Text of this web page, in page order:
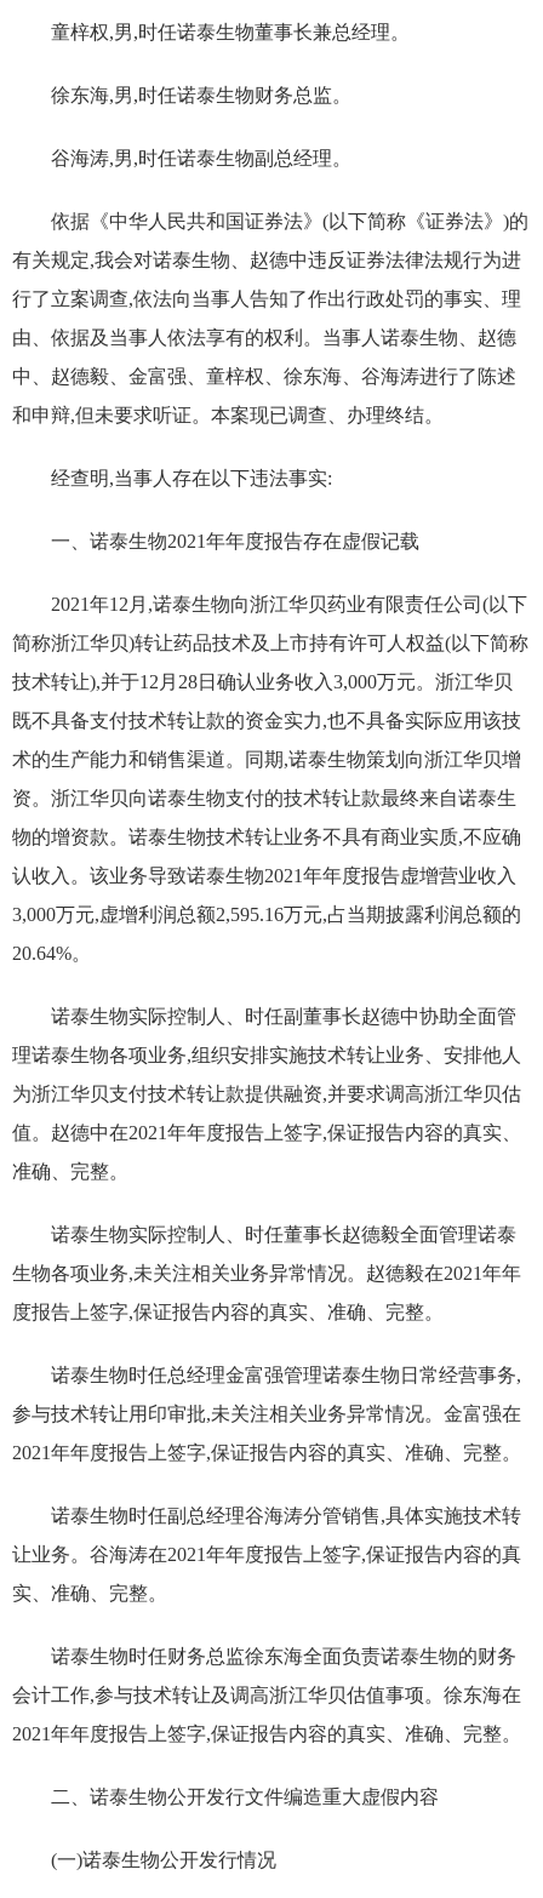
童梓权,男,时任诺泰生物董事长兼总经理。
徐东海,男,时任诺泰生物财务总监。
谷海涛,男,时任诺泰生物副总经理。
依据《中华人民共和国证券法》(以下简称《证券法》 )的
有关规定,我会对诺泰生物、赵德中违反证券法律法规行为进
行了立案调查,依法向当事人告知了作出行政处罚的事实、理
由、依据及当事人依法享有的权利 。当事人诺泰生物、 赵德
中、赵德毅、金富强、童梓权、徐东海、谷海涛进行了陈述
和申辩,但未要求听证。 本案现已调查、 办理终结。
经查明,当事人存在以下违法事实:
一、 诺泰生物2021年年度报告存在虚假记载
2021年12月,诺泰生物向浙江华贝药业有限责任公司(以下
简称浙江华贝)转让药品技术及上市持有许可人权益(以下简称
技术转让),并于12月 28日确认业务收入3,000万元。 浙江华贝
既不具备支付技术转让款的资金实力,也不具备实际应用该技
术的生产能力和销售渠道。
同期,诺泰生物策划向浙江华贝增
资。 浙江华贝向诺泰生物支付的技术转让款最终来自诺泰生
物的增资款。诺泰生物技术转让业务不具有商业实质,不应确
认收入。该业务导致诺泰生物2021年年度报告虚增营业收入
3,000万元,虚增利润总额2,595.16万元,占当期披露利润总额的
20.64%。
诺泰生物实际控制人、时任副董事长赵德中协助全面管
理诺泰生物各项业务,组织安排实施技术转让业务、安排他人
为浙江华贝支付技术转让款提供融资,并要求调高浙江华贝估
值。赵德中在2021年年度报告上签字,保证报告内容的真实、
准确、完整。
诺泰生物实际控制人、时任董事长赵德毅全面管理诺泰
生物各项业务,未关注相关业务异常情况。赵德毅在2021年年
度报告上签字,保证报告内容的真实、准确、完整。
诺泰生物时任总经理金富强管理诺泰生物日常经营事务,
参与技术转让用印审批,未关注相关业务异常情况。金富强在
2021年年度报告上签字,保证报告内容的真实、准确、完整。
诺泰生物时任副总经理谷海涛分管销售,具体实施技术转
让业务。谷海涛在2021年年度报告上签字,保证报告内容的真
实、准确、完整。
诺泰生物时任财务总监徐东海全面负责诺泰生物的财务
会计工作,参与技术转让及调高浙江华贝估值事项。徐东海在
2021年年度报告上签字,保证报告内容的真实、准确、完整。
二、 诺泰生物公开发行文件编造重大虚假内容
(一)诺泰生物公开发行情况